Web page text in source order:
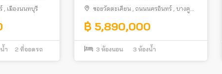
, เมืองนนทบุรี
ำ 2 ที่จอดรถ
ซอยวัดตะเคียน , ถนนนครอินทร์ , บางคู
฿ 5,890,000
3 ห้องนอน 3 ห้องน้ำ